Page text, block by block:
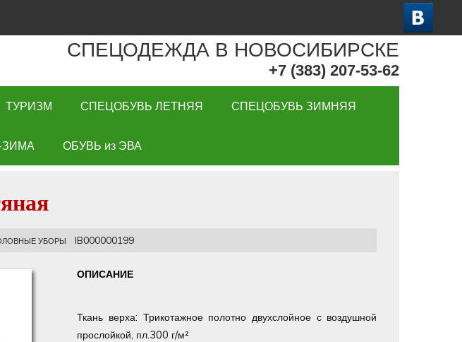
СПЕЦОДЕЖДА В НОВОСИБИРСКЕ
+7 (383) 207-53-62
ТУРИЗМ СПЕЦОБУВЬ ЛЕТНЯЯ СПЕЦОБУВЬ ЗИМНЯЯ
ОБУВЬ из ЭВА
УБОРЫ IB000000199
ОПИСАНИЕ
Ткань верха: Трикотажное полотно двухслойное с воздушной
прослойкой, пл.300 г/м²